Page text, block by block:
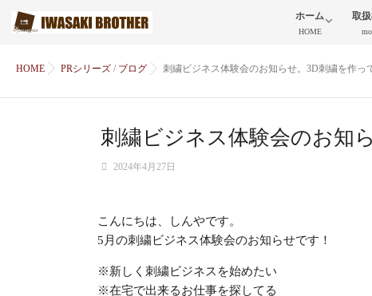
ホーム
HOME
取
HOME PRシリーズ / ブログ 刺繍ビジネス体験会のお知らせ。3D刺繍を作っ
刺繍ビジネス体験会のお知
2024年4月27日
こんにちは、しんやです。
5月の刺繍ビジネス体験会のお知らせです！
※新しく刺繍ビジネスを始めたい
※在宅で出来るお仕事を探してる